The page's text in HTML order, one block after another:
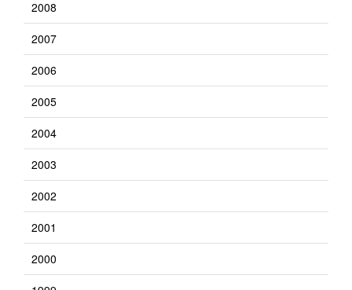
2008
2007
2006
2005
2004
2003
2002
2001
2000